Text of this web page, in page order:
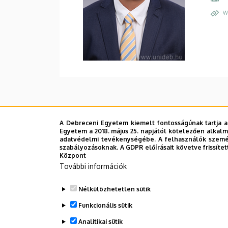
A Debreceni Egyetem kiemelt fontosságúnak
Egyetem a 2018. május 25. napjától kötelezően
adatvédelmi tevékenységébe. A felhasználók
szabályozásoknak. A GDPR előírásait követve
Központ
További információk
Nélkülözhetetlen sütik
Funkcionális sütik
Analitikai sütik